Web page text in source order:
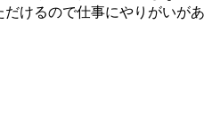
けるので仕事にやりがいがあ